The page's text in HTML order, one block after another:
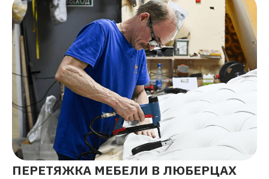
ПЕРЕТЯЖКА МЕБЕЛИ В ЛЮБЕРЦАХ